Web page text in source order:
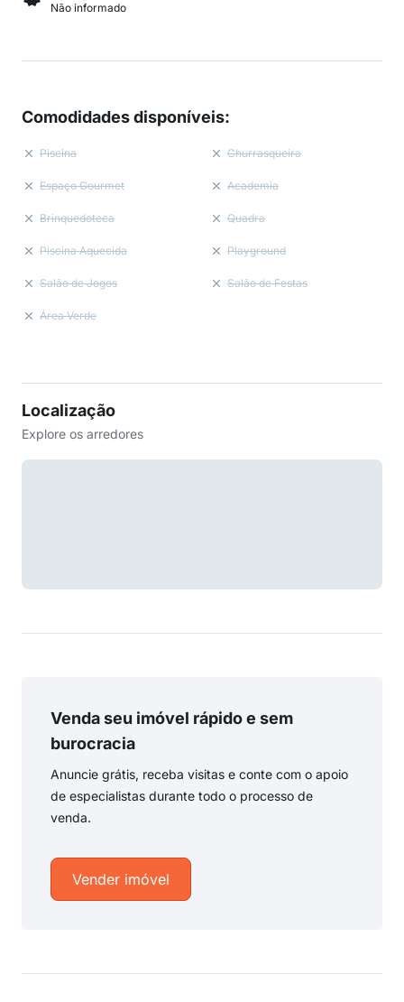
Não informado
Comodidades disponíveis:
Piscina Churrasqueira
Espaço Gourmet Academia
Brinquedoteca Quadra
Piscina Aquecida Playground
Salão de Jogos Salão de Festas
Área Verde
Localização
Explore os arredores
Venda seu imóvel rápido e sem
burocracia
Anuncie grátis, receba visitas e conte com o apoio
de especialistas durante todo o processo de
venda.
Vender imóvel